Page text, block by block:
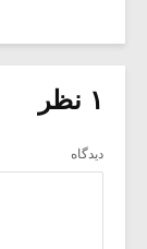
۱ نظر
دیدگاه